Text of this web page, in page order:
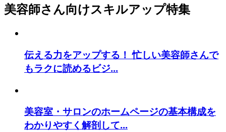
美容師さん向けスキルアップ特集
伝える力をアップする！ 忙しい美容師さんで
もラクに読めるビジ...
美容室・サロンのホームページの基本構成を
わかりやすく解剖して...